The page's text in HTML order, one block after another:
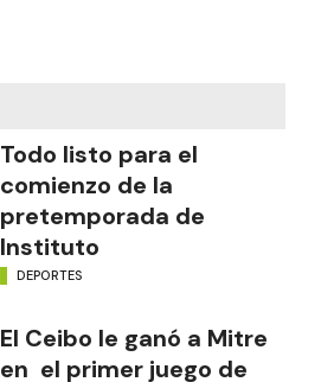
Todo listo para el
comienzo de la
pretemporada de
Instituto
DEPORTES
El Ceibo le ganó a Mitre
en el primer juego de